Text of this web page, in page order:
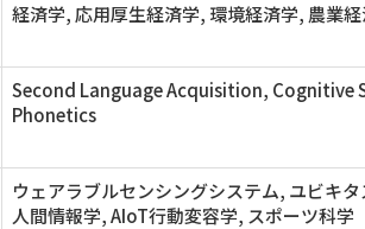
経済学, 応用厚生経済学, 環境経済学, 農業
Second Language Acquisition, Cognitive
Phonetics
ウェアラブルセンシングシステム, ユビキ
人間情報学, AIoT行動変容学, スポーツ科学